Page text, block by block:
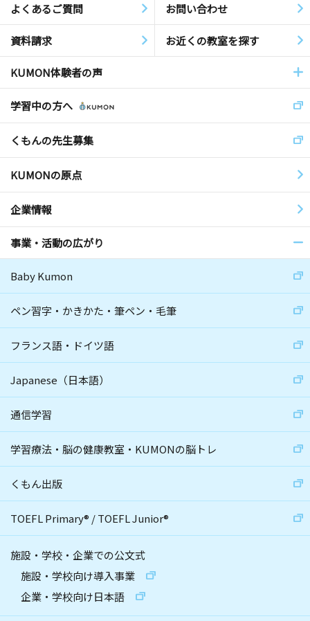
よくあるご質問 お問い合わせ
資料請求 お近くの教室を探す
KUMON体験者の声
学習中の方へ
くもんの先生募集
KUMONの原点
企業情報
事業・活動の広がり
Baby Kumon
ペン習字・かきかた・筆ペン・毛筆
フランス語・ドイツ語
Japanese（日本語）
通信学習
学習療法・脳の健康教室・KUMONの脳トレ
くもん出版
TOEFL Primary® /TOEFL Junior®
施設・学校・企業での公文式
施設・学校向け導入事業
企業・学校向け日本語